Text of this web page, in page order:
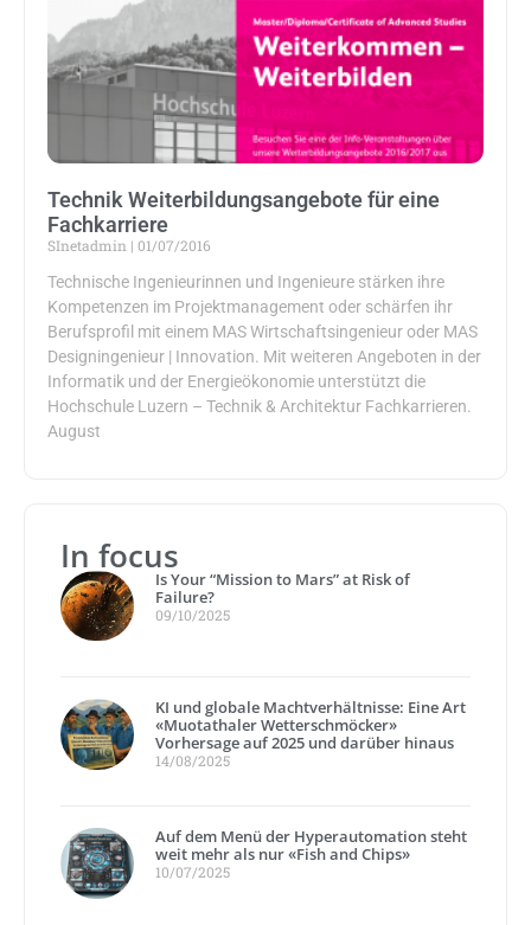
Technik Weiterbildungsangebote für eine
Fachkarriere
SInetadmin
01/07/2016
Technische Ingenieurinnen und Ingenieure stärken ihre
Kompetenzen im Projektmanagement oder schärfen ihr
Berufsprofil mit einem MAS Wirtschaftsingenieur oder MAS
Designingenieur | Innovation. Mit weiteren Angeboten in der
Informatik und der Energieökonomie unterstützt die
Hochschule Luzern – Technik & Architektur Fachkarrieren.
August
In focus
Is Your “Mission to Mars” at Risk of
Failure?
09/10/2025
KI und globale Machtverhältnisse: Eine Art
«Muotathaler Wetterschmöcker»
Vorhersage auf 2025 und darüber hinaus
14/08/2025
Auf dem Menü der Hyperautomation steht
weit mehr als nur «Fish and Chips»
10/07/2025